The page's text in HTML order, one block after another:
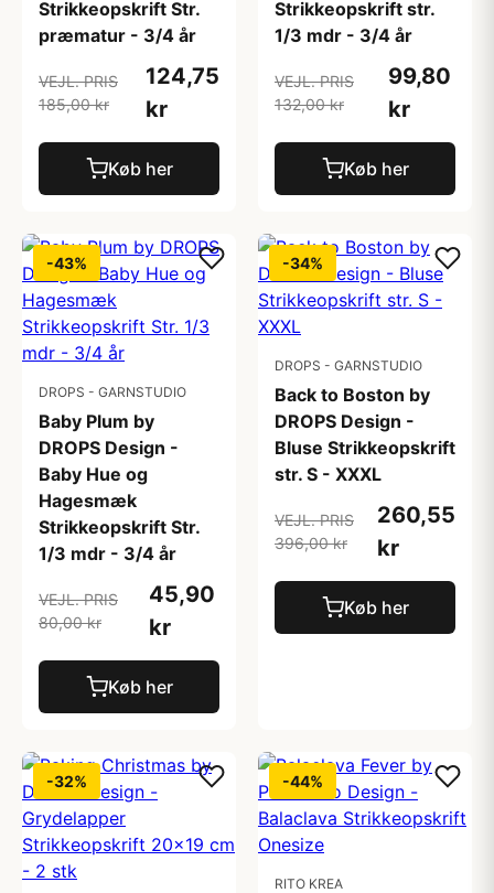
Strikkeopskrift Str.
præmatur - 3/4 år
VEJL. PRIS
185,00 kr
124,75
kr
Køb her
Strikkeopskrift str.
1/3 mdr - 3/4 år
VEJL. PRIS
132,00 kr
99,80
kr
Køb her
-43%
DROPS - GARNSTUDIO
Baby Plum by
DROPS Design -
Baby Hue og
Hagesmæk
Strikkeopskrift Str.
1/3 mdr - 3/4 år
VEJL. PRIS
80,00 kr
45,90
kr
Køb her
-34%
DROPS - GARNSTUDIO
Back to Boston by
DROPS Design -
Bluse Strikkeopskrift
str. S - XXXL
VEJL. PRIS
396,00 kr
260,55
kr
Køb her
-32% -44%
RITO KREA